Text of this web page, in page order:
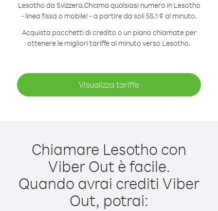
Lesotho da Svizzera.Chiama qualsiasi numero in Lesotho
- linea fissa o mobile! - a partire da soli 55.1 ¢ al minuto.
Acquista pacchetti di credito o un piano chiamate per
ottenere le migliori tariffe al minuto verso Lesotho.
Visualizza tariffe
Chiamare Lesotho con
Viber Out è facile.
Quando avrai crediti Viber
Out, potrai: